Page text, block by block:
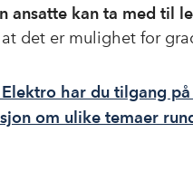
ansatte kan ta med til
det er mulighet for
har du tilgang
om ulike temaer